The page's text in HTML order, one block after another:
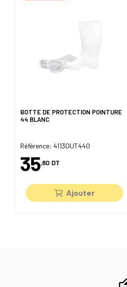
BOTTE DE PROTECTION POINTURE
44 BLANC
Référence: 4113OUT440
35,80 DT
Ajouter